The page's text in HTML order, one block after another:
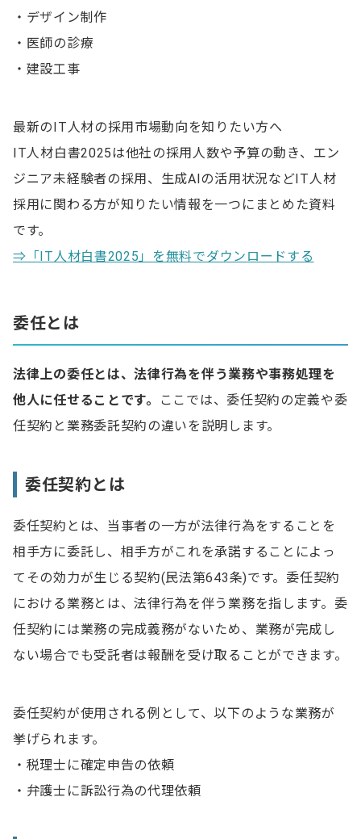
・デザイン制作
・医師の診療
・建設工事
最新のIT人材の採用市場動向を知りたい方へ
IT人材白書2025は他社の採用人数や予算の動き、エン
ジニア未経験者の採用、生成AIの活用状況などIT人材
採用に関わる方が知りたい情報を一つにまとめた資料
です。
⇒「IT人材白書2025」を無料でダウンロードする
委任とは
法律上の委任と は、法律行為を伴う 業務や事務処理を
他人に任せることです。
ここでは、委任契約の定義や委
任契約と業務委託契約の違いを説明します。
委任契約とは
委任契約とは、当事者の一方が法律行為をすることを
相手方に委託し、相手方がこれを承諾することによっ
てその効力が生じる契約(民法第643条)です。委任契約
における業務とは、法律行為を伴う業務を指します。委
任契約には業務の完成義務がないため、業務が完成し
ない場合でも受託者は報酬を受け取ることができます。
委任契約が使用される例として、以下のような業務が
挙げられます。
・税理士に確定申告の依頼
・弁護士に訴訟行為の代理依頼